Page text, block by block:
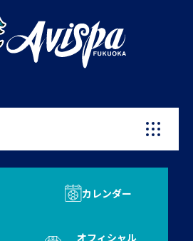
カレンダー
オフィシャル